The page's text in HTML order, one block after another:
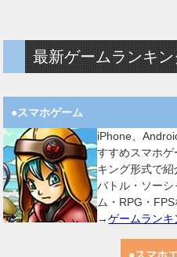
最新ゲームランキ
●スマホゲーム
iPhone、
すすめスマホゲ
キング形式で紹
バトル・ソーシ
ム・RPG・FPS
→ゲームランキ
●スマホ